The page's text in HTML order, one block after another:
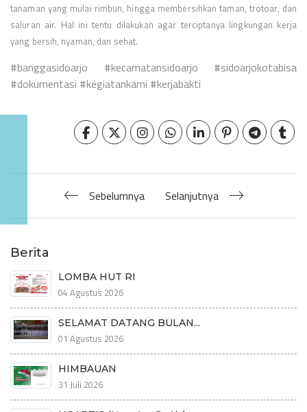
tanaman yang mulai rimbun, hingga membersihkan taman, trotoar, dan
saluran air. Hal ini tentu dilakukan agar terciptanya lingkungan kerja
yang bersih, nyaman, dan sehat.
#banggasidoarjo #kecamatansidoarjo #sidoarjokotabisa
#dokumentasi #kegiatankami #kerjabakti
Sebelumnya Selanjutnya
Berita
LOMBA HUT RI
04 Agustus 2026
SELAMAT DATANG BULAN...
01 Agustus 2026
HIMBAUAN
31 Juli 2026